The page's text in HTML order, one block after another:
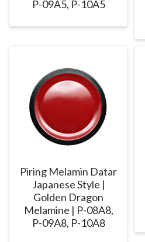
P-09A5, P-10A5
Piring Melamin Datar
Japanese Style |
Golden Dragon
Melamine | P-08A8,
P-09A8, P-10A8